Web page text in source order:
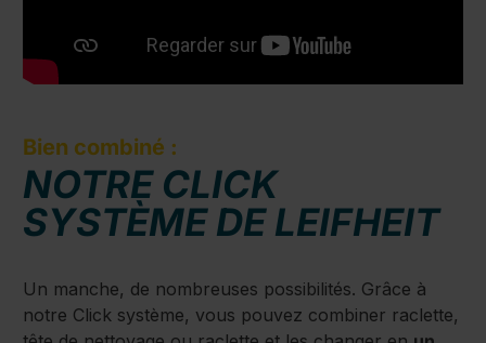
Bien combiné :
NOTRE CLICK
SYSTÈME DE LEIFHEIT
Un manche, de nombreuses possibilités. Grâce à
notre Click système, vous pouvez combiner raclette,